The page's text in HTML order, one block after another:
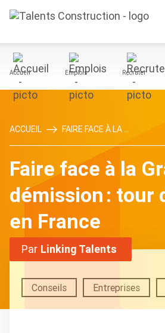
Accueil Emplois Recruter
ACCUEIL FAIRE FACE À LA ...
Faire face à la
démission : tour
en France
Par Linking Talents
Conseils Entreprises